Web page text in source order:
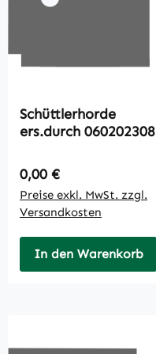
Schüttlerhorde
ers.durch 060202308
Regulärer Preis:
0,00 €
Preise exkl. MwSt. zzgl.
Versandkosten
In den Warenkorb